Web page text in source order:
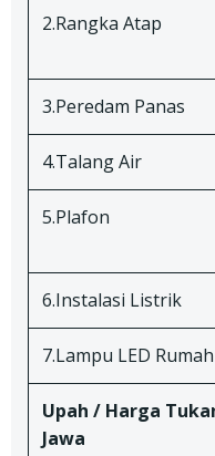
2.Rangka Atap
3.Peredam Panas
4.Talang Air
5.Plafon
6.Instalasi Listrik
7.Lampu LED Rumah
Upah / Harga
Jawa